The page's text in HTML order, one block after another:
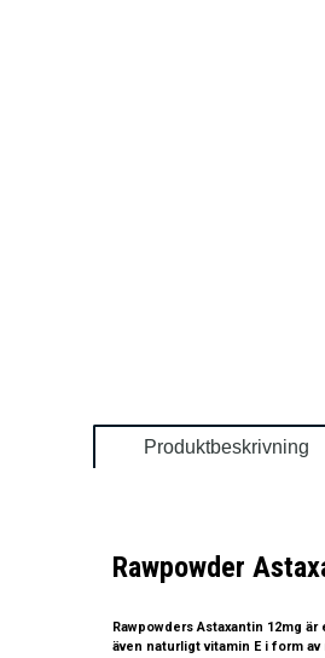
Produktbeskrivning
Rawpowder
Rawpowders Astaxantin 12mg
även naturligt vitamin E i form